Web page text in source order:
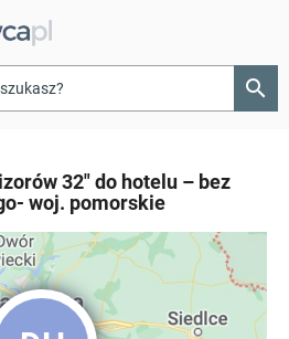
search
32" do hotelu – bez
woj. pomorskie